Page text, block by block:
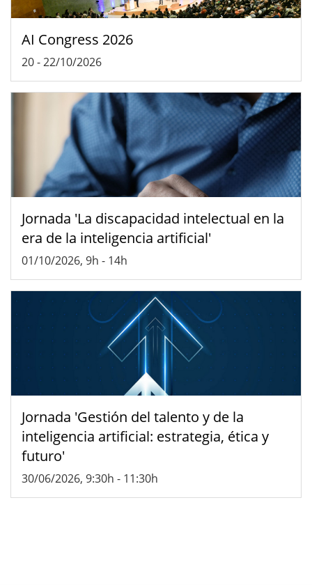
AI Congress 2026
20-22/10/2026
Jornada 'La discapacidad intelectual en la
era de la inteligencia artificial'
01/10/2026, 9h - 14h
Jornada 'Gestión del talento y de la
inteligencia artificial: estrategia, ética y
futuro'
30/06/2026, 9:30h - 11:30h